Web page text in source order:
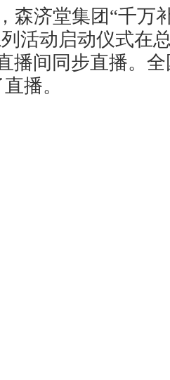
济堂集团“千万
活动启动仪式在
播间同步直播。
播。